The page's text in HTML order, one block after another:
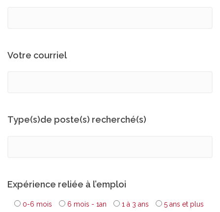
Votre courriel
Type(s)de poste(s) recherché(s)
Expérience reliée à l’emploi
0-6 mois 6 mois - 1an 1 à 3 ans 5 ans et plus